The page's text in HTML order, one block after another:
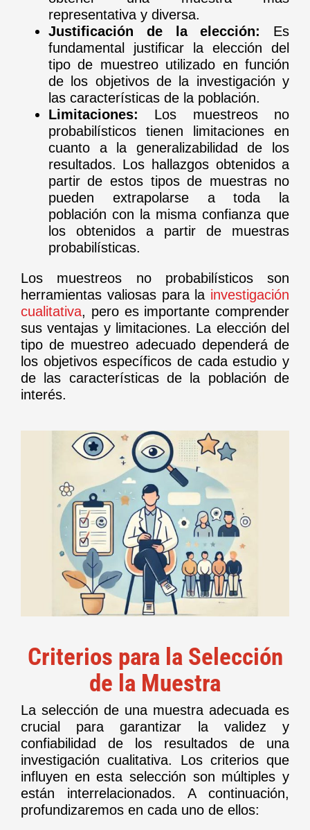
representativa y diversa.
Justificación de la elección:
Es
fundamental justificar la elección del
tipo de muestreo utilizado en función
de los objetivos de la investigación y
las características de la población.
Limitaciones: Los muestreos no
probabilísticos tienen limitaciones en
cuanto a la generalizabilidad de los
resultados. Los hallazgos obtenidos a
partir de estos tipos de muestras no
pueden extrapolarse a toda la
población con la misma confianza que
los obtenidos a partir de muestras
probabilísticas.
Los muestreos no probabilísticos son
herramientas valiosas para la investigación
cualitativa, pero es importante comprender
sus ventajas y limitaciones. La elección del
tipo de muestreo adecuado dependerá de
los objetivos específicos de cada estudio y
de las características de la población de
interés.
Criterios para la Selección
de la Muestra
La selección de una muestra adecuada es
crucial para garantizar la validez y
confiabilidad de los resultados de una
investigación cualitativa. Los criterios que
influyen en esta selección son múltiples y
están interrelacionados. A continuación,
profundizaremos en cada uno de ellos: